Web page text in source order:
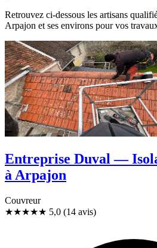
Retrouvez ci-dessous les artisans
Arpajon et ses environs pour vos
Entreprise Duval —
à Arpajon
Couvreur
★★★★★ 5,0 (14 avis)